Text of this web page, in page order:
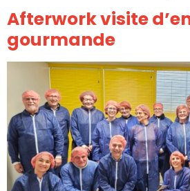
Afterwork visite
gourmande